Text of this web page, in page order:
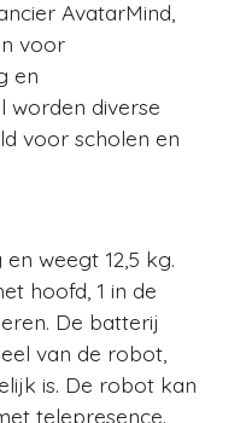
AvatarMind,
voor
en
worden diverse
voor scholen en
weegt 12,5 kg.
hoofd, 1 in de
De batterij
van de robot,
is. De robot kan
telepresence.